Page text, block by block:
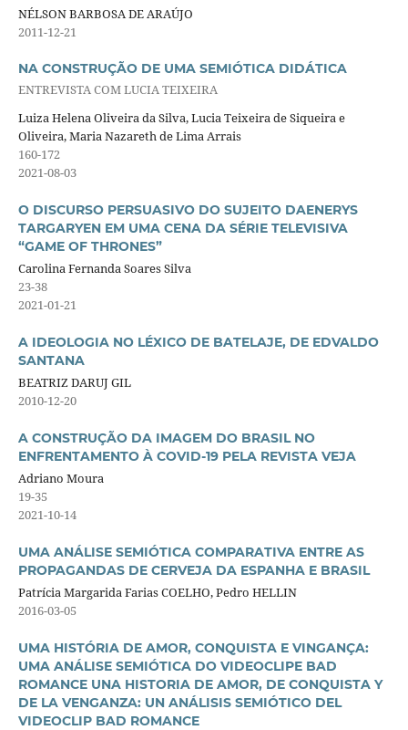
NÉLSON BARBOSA DE ARAÚJO
2011-12-21
NA CONSTRUÇÃO DE UMA SEMIÓTICA DIDÁTICA
ENTREVISTA COM LUCIA TEIXEIRA
Luiza Helena Oliveira da Silva, Lucia Teixeira de Siqueira e
Oliveira, Maria Nazareth de Lima Arrais
160-172
2021-08-03
O DISCURSO PERSUASIVO DO SUJEITO DAENERYS
TARGARYEN EM UMA CENA DA SÉRIE TELEVISIVA
“GAME OF THRONES”
Carolina Fernanda Soares Silva
23-38
2021-01-21
A IDEOLOGIA NO LÉXICO DE BATELAJE, DE EDVALDO
SANTANA
BEATRIZ DARUJ GIL
2010-12-20
A CONSTRUÇÃO DA IMAGEM DO BRASIL NO
ENFRENTAMENTO À COVID-19 PELA REVISTA VEJA
Adriano Moura
19-35
2021-10-14
UMA ANÁLISE SEMIÓTICA COMPARATIVA ENTRE AS
PROPAGANDAS DE CERVEJA DA ESPANHA E BRASIL
Patrícia Margarida Farias COELHO, Pedro HELLIN
2016-03-05
UMA HISTÓRIA DE AMOR, CONQUISTA E VINGANÇA:
UMA ANÁLISE SEMIÓTICA DO VIDEOCLIPE BAD
ROMANCE UNA HISTORIA DE AMOR, DE CONQUISTA Y
DE LA VENGANZA: UN ANÁLISIS SEMIÓTICO DEL
VIDEOCLIP BAD ROMANCE